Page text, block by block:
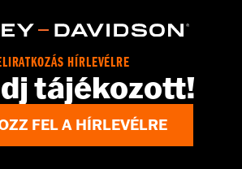
HÍRLEVÉLRE
tájékozott!
FEL A HÍRLEVÉLRE